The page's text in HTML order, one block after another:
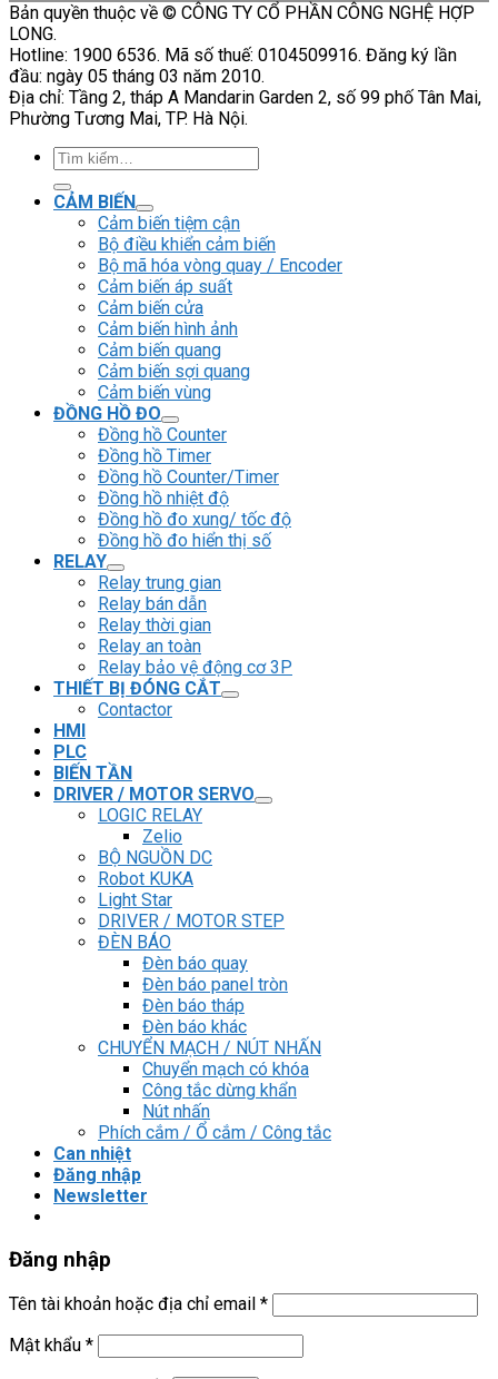
Bản quyền thuộc về © CÔNG TY CỔ PHẦN CÔNG NGHỆ HỢP
LONG.
Hotline: 1900 6536. Mã số thuế: 0104509916. Đăng ký lần
đầu: ngày 05 tháng 03 năm 2010.
Địa chỉ: Tầng 2, tháp A Mandarin Garden 2, số 99 phố Tân Mai,
Phường Tương Mai, TP. Hà Nội.
Tìm
kiếm:
CẢM BIẾN
Cảm biến tiệm cận
Bộ điều khiển cảm biến
Bộ mã hóa vòng quay / Encoder
Cảm biến áp suất
Cảm biến cửa
Cảm biến hình ảnh
Cảm biến quang
Cảm biến sợi quang
Cảm biến vùng
ĐỒNG HỒ ĐO
Đồng hồ Counter
Đồng hồ Timer
Đồng hồ Counter/Timer
Đồng hồ nhiệt độ
Đồng hồ đo xung/ tốc độ
Đồng hồ đo hiển thị số
RELAY
Relay trung gian
Relay bán dẫn
Relay thời gian
Relay an toàn
Relay bảo vệ động cơ 3P
THIẾT BỊ ĐÓNG CẮT
Contactor
HMI
PLC
BIẾN TẦN
DRIVER / MOTOR SERVO
LOGIC RELAY
Zelio
BỘ NGUỒN DC
Robot KUKA
Light Star
DRIVER / MOTOR STEP
ĐÈN BÁO
Đèn báo quay
Đèn báo panel tròn
Đèn báo tháp
Đèn báo khác
CHUYỂN MẠCH / NÚT NHẤN
Chuyển mạch có khóa
Công tắc dừng khẩn
Nút nhấn
Phích cắm / Ổ cắm / Công tắc
Can nhiệt
Đăng nhập
Newsletter
Đăng nhập
Tên tài khoản hoặc địa chỉ email *
Mật khẩu *